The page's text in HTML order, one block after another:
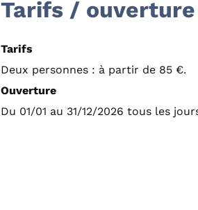
Tarifs / ouverture
Tarifs
Deux personnes : à partir de 85 €.
Ouverture
Du 01/01 au 31/12/2026 tous les